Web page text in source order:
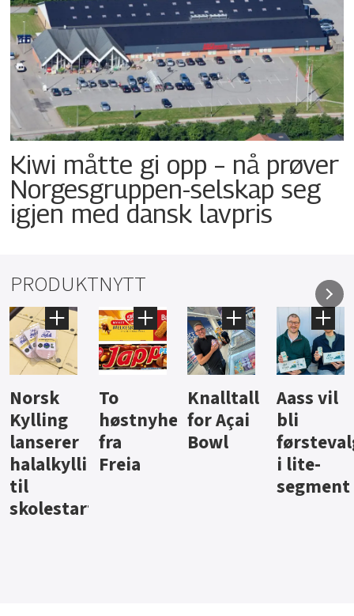
Kiwi måtte gi opp – nå prøver
Norgesgruppen-selskap seg
igjen med dansk lavpris
PRODUKTNYTT
Knalltall
for Açai
Bowl
Aass vil
bli
førstevalg
Brus og
jus fra
Berentsen